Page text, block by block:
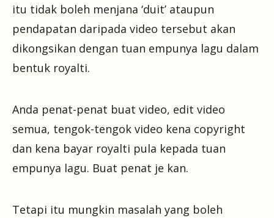
itu tidak boleh menjana ‘duit’ ataupun
pendapatan daripada video tersebut akan
dikongsikan dengan tuan empunya lagu dalam
bentuk royalti.
Anda penat-penat buat video, edit video
semua, tengok-tengok video kena copyright
dan kena bayar royalti pula kepada tuan
empunya lagu. Buat penat je kan.
Tetapi itu mungkin masalah yang boleh